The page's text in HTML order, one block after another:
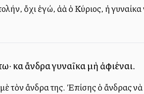
ὄχι ἐγώ, ἀλλὰ ὁ Κύριος, ἡ
καὶ ἄνδρα γυναῖκα μὴ ἀφιέναι.
τὸν ἄνδρα της. Ἐπίσης ὁ ἄνδρας νὰ